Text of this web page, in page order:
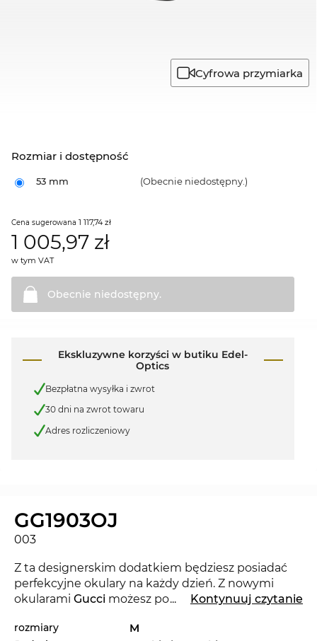
Cyfrowa przymiarka
Rozmiar i dostępność
53 mm (Obecnie niedostępny.)
Cena sugerowana 1 117,74 zł
1 005,97 zł
w tym VAT
Obecnie niedostępny.
Ekskluzywne korzyści w butiku Edel-
Optics
Bezpłatna wysyłka i zwrot
30 dni na zwrot towaru
Adres rozliczeniowy
GG1903OJ
003
Z ta designerskim dodatkiem będziesz posiadać
perfekcyjne okulary na każdy dzień. Z nowymi
okularami Gucci możesz pokazać, ze jesteś trendy.
sezonie 2025.
... Kontynuuj czytanie
rozmiary M